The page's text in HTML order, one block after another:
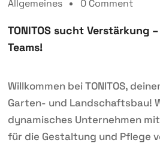
Allgemeines 0 Comment
TONITOS sucht Verstärkung
Teams!
Willkommen bei TONITOS,
Garten- und Landschaftsbau!
dynamisches Unternehmen
für die Gestaltung und Pflege